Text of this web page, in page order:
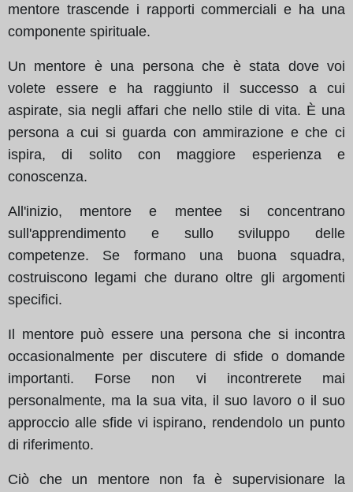
mentore trascende i rapporti commerciali e ha una
componente spirituale.
Un mentore è una persona che è stata dove voi
volete essere e ha raggiunto il successo a cui
aspirate, sia negli affari che nello stile di vita. È una
persona a cui si guarda con ammirazione e che ci
ispira, di solito con maggiore esperienza e
conoscenza.
All'inizio, mentore e mentee si concentrano
sull'apprendimento e sullo sviluppo delle
competenze. Se formano una buona squadra,
costruiscono legami che durano oltre gli argomenti
specifici.
Il mentore può essere una persona che si incontra
occasionalmente per discutere di sfide o domande
importanti. Forse non vi incontrerete mai
personalmente, ma la sua vita, il suo lavoro o il suo
approccio alle sfide vi ispirano, rendendolo un punto
di riferimento.
Ciò che un mentore non fa è supervisionare la